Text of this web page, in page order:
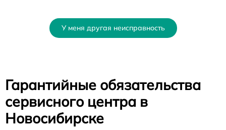
У меня другая неисправность
Гарантийные обязательства
сервисного центра в
Новосибирске